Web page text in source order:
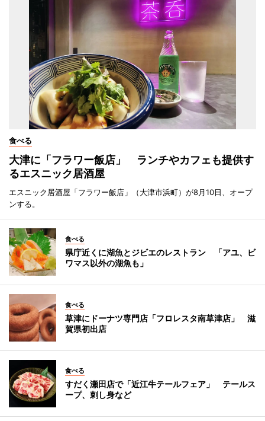
食べる
大津に「フラワー飯店」 ランチやカフェも提供す
るエスニック居酒屋
エスニック居酒屋「フラワー飯店」（大津市浜町）が8月10日、オープ
ンする。
食べる
県庁近くに湖魚とジビエのレストラン 「アユ、ビ
ワマス以外の湖魚も」
食べる
草津にドーナツ専門店「フロレスタ南草津店」 滋
賀県初出店
食べる
すだく瀬田店で「近江牛テールフェア」 テールス
ープ、刺し身など